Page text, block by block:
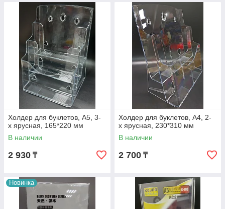
Холдер для буклетов, А5, 3-
х ярусная, 165*220 мм
В наличии
2 930 ₸
Холдер для буклетов, А4, 2-
х ярусная, 230*310 мм
В наличии
2 700 ₸
Новинка